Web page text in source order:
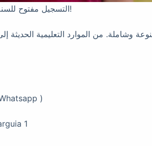
التسجيل مفتوح للسنة الدراسية 2024-2025!
)
1